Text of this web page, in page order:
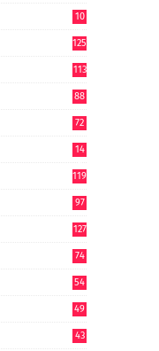
10
125
113
88
72
14
119
97
127
74
54
49
43